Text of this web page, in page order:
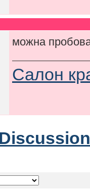
можна
Салон